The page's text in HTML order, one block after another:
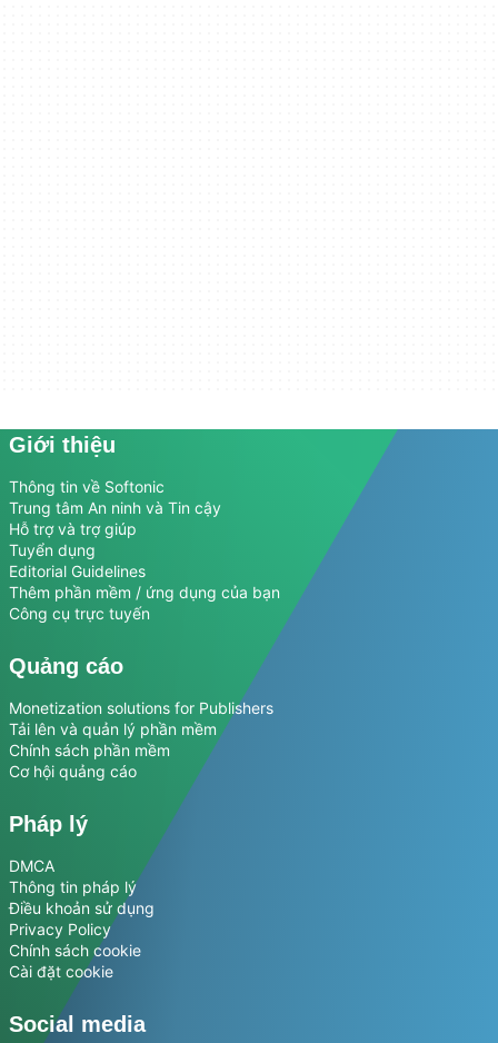
Giới thiệu
Thông tin về Softonic
Trung tâm An ninh và Tin cậy
Hỗ trợ và trợ giúp
Tuyển dụng
Editorial Guidelines
Thêm phần mềm / ứng dụng của bạn
Công cụ trực tuyến
Quảng cáo
Monetization solutions for Publishers
Tải lên và quản lý phần mềm
Chính sách phần mềm
Cơ hội quảng cáo
Pháp lý
DMCA
Thông tin pháp lý
Điều khoản sử dụng
Privacy Policy
Chính sách cookie
Cài đặt cookie
Social media